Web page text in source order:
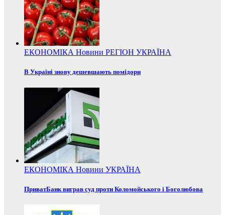
ЕКОНОМІКА Новини РЕГІОН УКРАЇНА
В Україні знову дешевшають помідори
ЕКОНОМІКА Новини УКРАЇНА
ПриватБанк виграв суд проти Коломойського і Боголюбова